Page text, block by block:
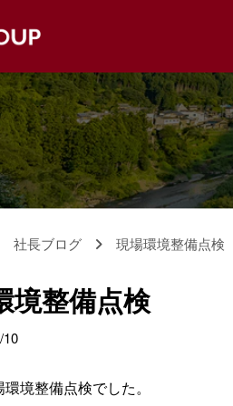
社長ブログ 現場環境整備点検
境整備点検
10
境整備点検でした。